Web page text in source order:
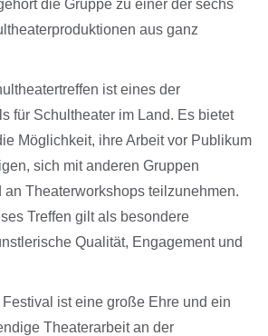
die Gruppe zu einer der sechs
aus ganz
ist eines der
für Schultheater im Land. Es bietet
Möglichkeit, ihre Arbeit vor Publikum
sich mit anderen Gruppen
Theaterworkshops teilzunehmen.
Treffen gilt als besondere
Qualität, Engagement und
ist eine große Ehre und ein
Theaterarbeit an der